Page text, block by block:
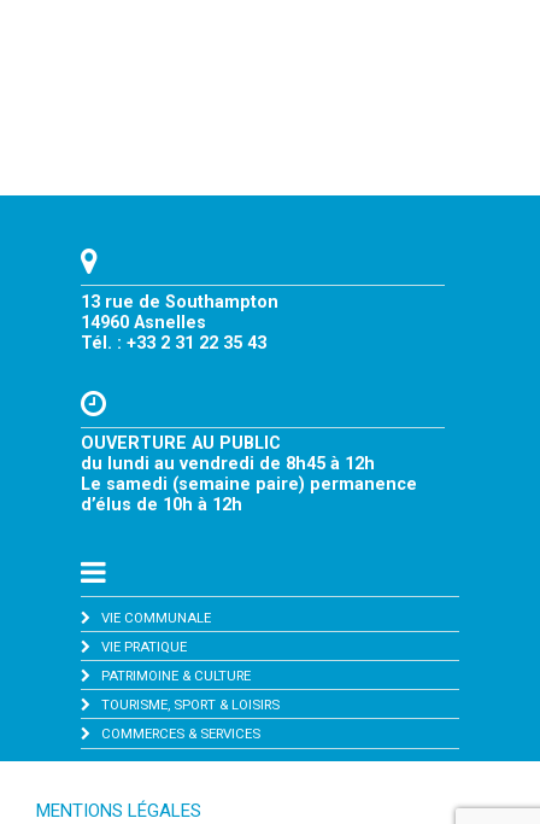
13 rue de Southampton
14960 Asnelles
Tél. : +33 2 31 22 35 43
OUVERTURE AU PUBLIC
du lundi au vendredi de 8h45 à 12h
Le samedi (semaine paire) permanence
d’élus de 10h à 12h
VIE COMMUNALE
VIE PRATIQUE
PATRIMOINE & CULTURE
TOURISME, SPORT & LOISIRS
COMMERCES & SERVICES
MENTIONS LÉGALES